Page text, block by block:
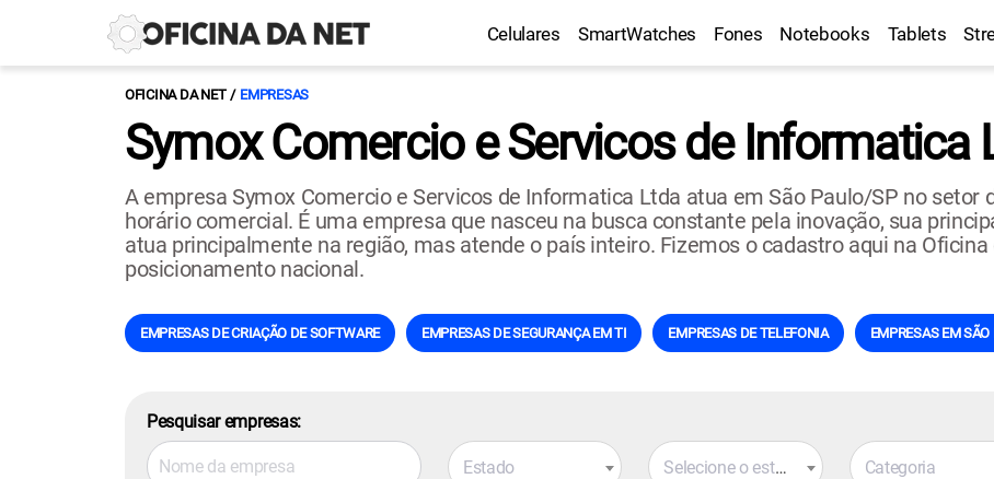
Celulares SmartWatches Fones Notebooks Tablets
OFICINA DA NET EMPRESAS
Symox Comercio e Servicos de Informatica
A empresa Symox Comercio e Servicos de Informatica Ltda atua em São Paulo/SP no setor
horário comercial. É uma empresa que nasceu na busca constante pela inovação, sua
atua principalmente na região, mas atende o país inteiro. Fizemos o cadastro aqui na
posicionamento nacional.
EMPRESAS DE CRIAÇÃO DE SOFTWARE EMPRESAS DE SEGURANÇA EM TI EMPRESAS DE TELEFONIA EMPRESAS EM SÃO
Pesquisar empresas:
Estado Selecione o estado Categoria